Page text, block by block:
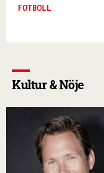
FOTBOLL
Kultur & Nöje